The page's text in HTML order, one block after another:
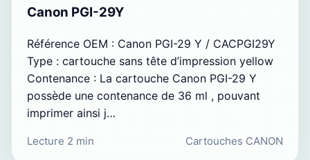
Canon PGI-29Y
Référence OEM : Canon PGI-29 Y / CACPGI29Y
Type : cartouche sans tête d’impression yellow
Contenance : La cartouche Canon PGI-29 Y
possède une contenance de 36 ml , pouvant
imprimer ainsi j…
Lecture 2 min Cartouches CANON